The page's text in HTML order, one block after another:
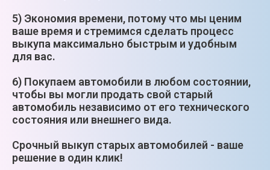
5) Экономия времени, потому что мы ценим
ваше время и стремимся сделать процесс
выкупа максимально быстрым и удобным
для вас.
6) Покупаем автомобили в любом состоянии,
чтобы вы могли продать свой старый
автомобиль независимо от его технического
состояния или внешнего вида.
Срочный выкуп старых автомобилей - ваше
решение в один клик!